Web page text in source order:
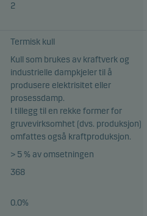
2
Termisk kull
Kull som brukes av kraftverk og
industrielle dampkjeler til å
produsere elektrisitet eller
prosessdamp.
I tillegg til en rekke former for
gruvevirksomhet (dvs. produksjon)
omfattes også kraftproduksjon.
> 5 % av omsetningen
368
0.0%